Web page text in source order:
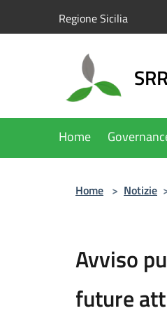
Regione Sicilia
Home
Home > Notizie
Avviso
future